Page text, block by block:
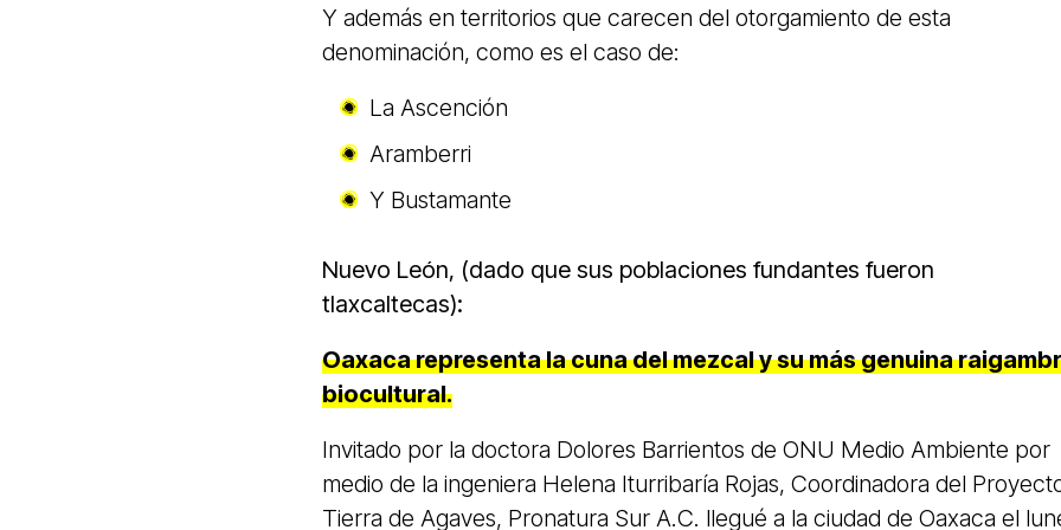
Y además en territorios que carecen del otorgamiento de esta
denominación, como es el caso de:
La Ascención
Aramberri
Y Bustamante
Nuevo León, (dado que sus poblaciones fundantes fueron
tlaxcaltecas):
Oaxaca representa la cuna del mezcal y su más genuina
biocultural.
Invitado por la doctora Dolores Barrientos de ONU Medio Ambiente por
medio de la ingeniera Helena Iturribaría Rojas, Coordinadora del
Tierra de Agaves, Pronatura Sur A.C. llegué a la ciudad de Oaxaca el